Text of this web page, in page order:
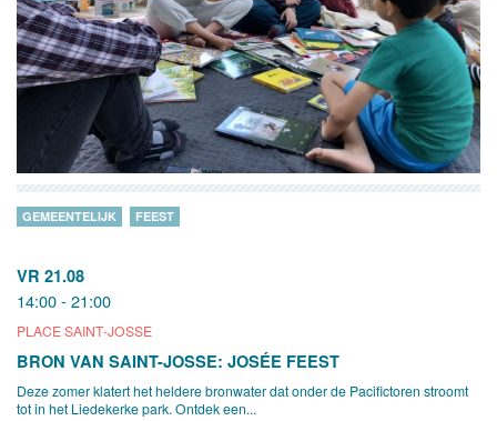
VR 21.08
14:00 - 21:00
PLACE SAINT-JOSSE
GEMEENTELIJK FEEST
BRON VAN SAINT-JOSSE: JOSÉE FEEST
Deze zomer klatert het heldere bronwater dat onder de Pacifictoren stroomt
tot in het Liedekerke park. Ontdek een...